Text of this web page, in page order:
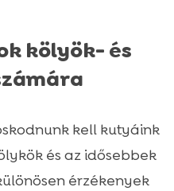
kölyök- és
kell kutyáink
és az idősebbek
érzékenyek